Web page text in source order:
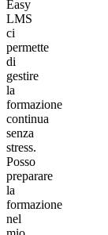
Easy
LMS
ci
permette
di
gestire
la
formazione
continua
senza
stress.
Posso
preparare
la
formazione
nel